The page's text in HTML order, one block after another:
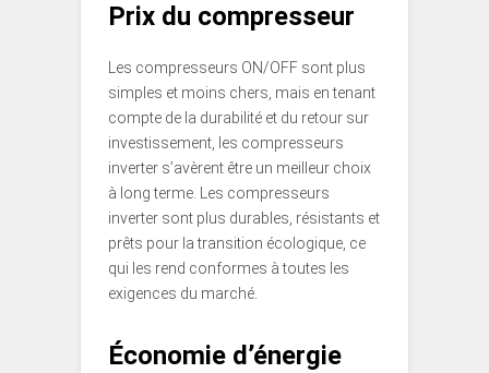
Prix du compresseur
Les compresseurs ON/OFF sont plus
simples et moins chers, mais en tenant
compte de la durabilité et du retour sur
investissement, les compresseurs
inverter s’avèrent être un meilleur choix
à long terme. Les compresseurs
inverter sont plus durables, résistants et
prêts pour la transition écologique, ce
qui les rend conformes à toutes les
exigences du marché.
Économie d’énergie